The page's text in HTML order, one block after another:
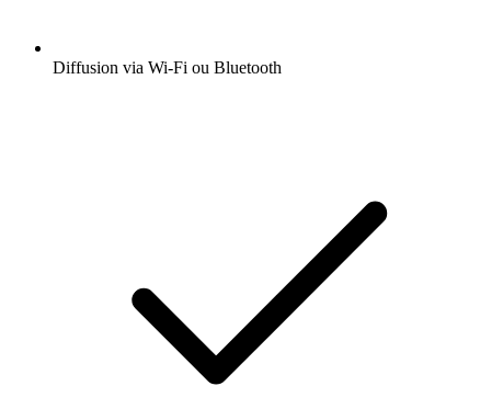
Diffusion via Wi-Fi ou Bluetooth